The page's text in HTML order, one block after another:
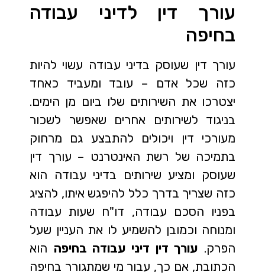
עורך דין לדיני עבודה
בחיפה
עורך דין שעוסק בדיני עבודה עשוי להיות
כזה שכל אדם – עובד ומעביד כאחד
יצטרכו את השירותים שלו ביום מן הימים.
בניגוד לשירותים אחרים שאפשר לשכור
מעורכי דין ויכולים להתבצע גם מרחוק
בתמיכה של רשת האינטרנט – עורך דין
שעוסק ומציע שירותים בדיני עבודה הוא
כזה שצריך בדרך כלל להיפגש איתו, להציג
בפניו הסכם עבודה, דו"ח שעות עבודה
ומנוחה וכמובן להשמיע לו את העניין שעל
הפרק. עורך דין דיני עבודה בחיפה הוא
הכתובת, אם כך, עבור מי שמתגורר בחיפה